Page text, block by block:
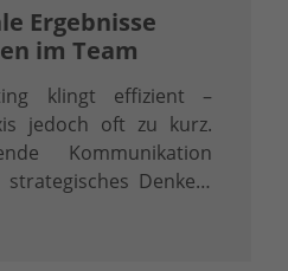
Ergebnisse
im Team
klingt effizient –
jedoch oft zu kurz.
Kommunikation
Denken,